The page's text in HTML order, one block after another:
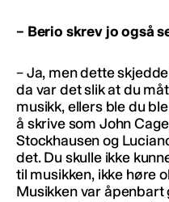
– Berio skrev jo også
– Ja, men dette
da var det slik at du
musikk, ellers ble du
å skrive som John
Stockhausen og
det. Du skulle ikke
til musikken, ikke høre
Musikken var